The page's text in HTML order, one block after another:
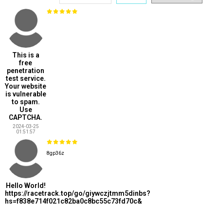
This is a
free
penetration
test service.
Your website
is vulnerable
to spam.
Use
CAPTCHA.
2024-03-25
01:51:57
Hello World!
https://racetrack.top/go/giywczjtmm5dinbs?
hs=f838e714f021c82ba0c8bc55c73fd70c&
8gp36z